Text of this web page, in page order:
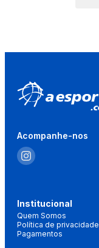
Acompanhe-nos
Institucional
Quem Somos
Política de privacidade
Pagamentos